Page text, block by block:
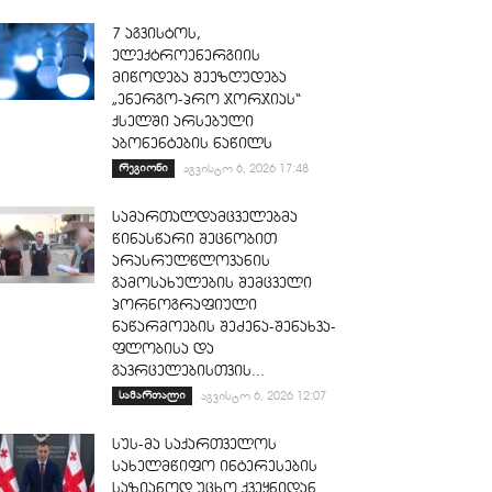
7 აგვისტოს,
ელექტროენერგიის
მიწოდება შეეზღუდება
„ენერგო-პრო ჯორჯიას“
ქსელში არსებული
აბონენტების ნაწილს
რეგიონი აგვისტო 6, 2026 17:48
სამართალდამცველებმა
წინასწარი შეცნობით
არასრულწლოვანის
გამოსახულების შემცველი
პორნოგრაფიული
ნაწარმოების შეძენა-შენახვა-
ფლობისა და
გავრცელებისთვის...
სამართალი აგვისტო 6, 2026 12:07
სუს-მა საქართველოს
სახელმწიფო ინტერესების
საზიანოდ უცხო ქვეყნიდან